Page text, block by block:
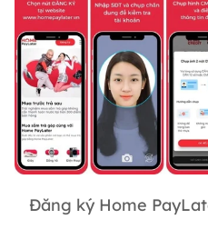
Đăng ký Home